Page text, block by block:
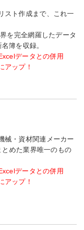
スト作成まで、これ一
を完全網羅したデータ
簿を収録。
データとの併用
アップ！
械・資材関連メーカー
めた業界唯一のもの
データとの併用
アップ！